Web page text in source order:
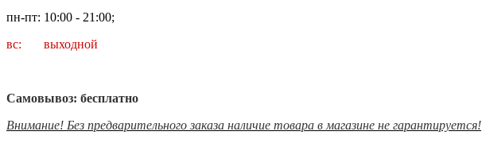
пн-пт: 10:00 - 21:00;
вс: выходной
Самовывоз: бесплатно
Внимание! Без предварительного заказа наличие товара в магазине не гарантируется!